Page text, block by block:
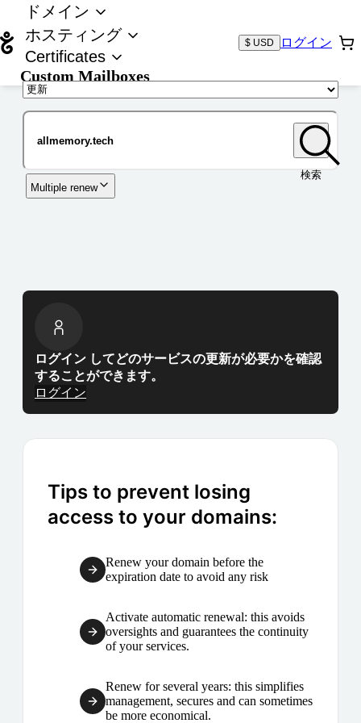
ドメイン
ホスティング
Certificates
Custom Mailboxes
$ USD ログイン
検索
Multiple renew
ログイン してどのサービスの更新が必要かを確認
することができます。
ログイン
Tips to prevent losing
access to your domains:
Renew your domain before the
expiration date to avoid any risk
Activate automatic renewal: this avoids
oversights and guarantees the continuity
of your services.
Renew for several years: this simplifies
management, secures and can sometimes
be more economical.